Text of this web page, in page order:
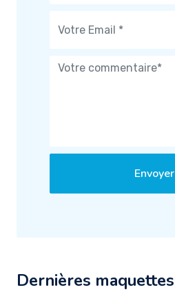
Envoyer
Dernières maquettes